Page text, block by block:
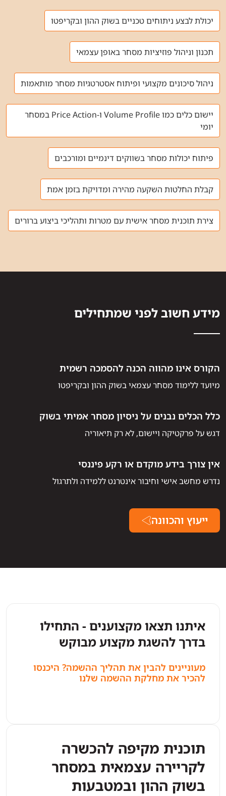
יכולת לבצע ניתוחים טכניים בשוק ההון ובקריפטו
תכנון וניהול פוזיציות מסחר באופן עצמאי
ניהול סיכונים מקצועי ופיתוח אסטרטגיות מסחר מותאמות
יישום כלים כמו Volume Profile ו-Price Action במסחר
יומי
פיתוח יכולות מסחר בשווקים דינמיים ומורכבים
קבלת החלטות השקעה מהירה ומדויקת בזמן אמת
צירת תוכנית מסחר אישית עם מטרות ותהליכי ביצוע ברורים
מידע חשוב לפני שמתחילים
הקורס אינו מהווה הכנה להסמכה רשמית
מיועד ללימוד מסחר עצמאי בשוק ההון ובקריפטו
כלל הכלים נבנים על ניסיון מסחר אמיתי בשוק
דגש על פרקטיקה ויישום, לא רק תיאוריה
אין צורך בידע מוקדם או רקע פיננסי
נדרש מחשב אישי וחיבור אינטרנט ללמידה ולתרגול
ייעוץ והכוונה
איתנו תצאו מקצוענים - התחילו
בדרך להשגת מקצוע מבוקש
מעוניינים להבין את תהליך ההשמה? היכנסו
להכיר את מחלקת ההשמה שלנו
תוכנית מקיפה להכשרה
לקריירה עצמאית במסחר
בשוק ההון ובמטבעות